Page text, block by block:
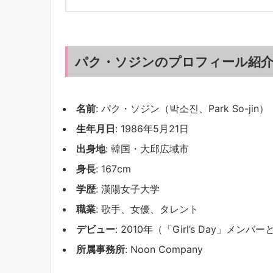
パク・ソジンのプロフィール紹介
名前: パク・ソジン（박소진、Park So-jin）
生年月日: 1986年5月21日
出身地: 韓国・大邱広域市
身長: 167cm
学歴: 漢陽女子大学
職業: 歌手、女優、タレント
デビュー: 2010年（「Girl’s Day」メンバーと
所属事務所: Noon Company